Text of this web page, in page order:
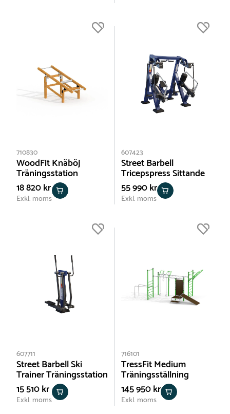
710830
WoodFit Knäböj
Träningsstation
18 820 kr
Exkl. moms
607423
Street Barbell
Tricepspress Sittande
55 990 kr
Exkl. moms
607711
Street Barbell Ski
Trainer Träningsstation
15 510 kr
Exkl. moms
716101
TressFit Medium
Träningsställning
145 950 kr
Exkl. moms